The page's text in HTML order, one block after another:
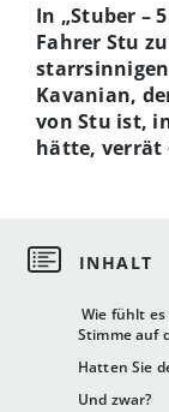
Wie fühlt es
Stimme auf
Hatten Sie
Und zwar?
In „Stuber –
Fahrer Stu
Kavanian,
von Stu ist,
hätte, verrät